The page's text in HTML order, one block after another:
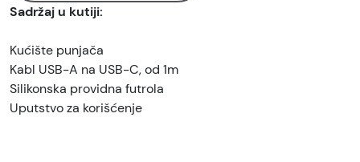
Sadržaj u kutiji:
Kućište punjača
Kabl USB-A na USB-C, od 1m
Silikonska providna futrola
Uputstvo za korišćenje